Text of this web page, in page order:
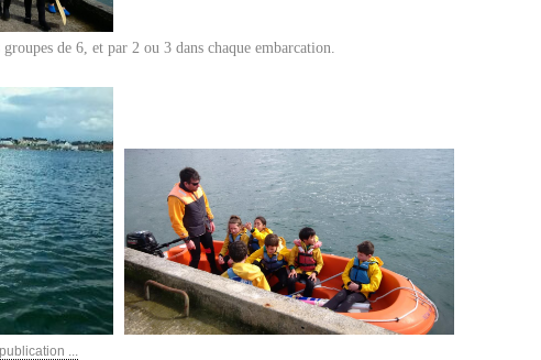
de 6, et par 2 ou 3 dans chaque embarcation.
...